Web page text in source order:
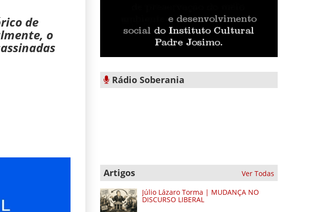
de
o
Rádio Soberania
Artigos Ver Todas
Júlio Lázaro Torma | MUDANÇA NO
DISCURSO LIBERAL